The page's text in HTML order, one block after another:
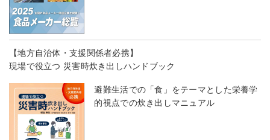
【地方自治体・支援関係者必携】
現場で役立つ 災害時炊き出しハンドブック
避難生活での「食」をテーマとした栄養学
的視点での炊き出しマニュアル